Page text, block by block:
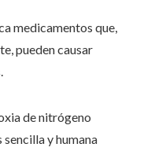
medicamentos que,
pueden causar
de nitrógeno
sencilla y humana